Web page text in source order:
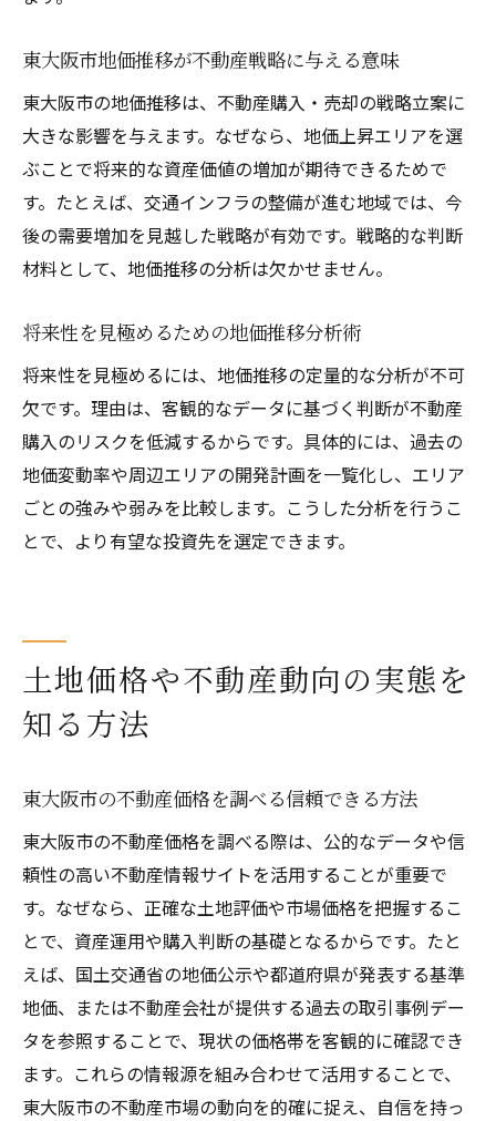
東大阪市地価推移が不動産戦略に与える意味
東大阪市の地価推移は、不動産購入・売却の戦略立案に
大きな影響を与えます。なぜなら、地価上昇エリアを選
ぶことで将来的な資産価値の増加が期待できるためで
す。たとえば、交通インフラの整備が進む地域では、今
後の需要増加を見越した戦略が有効です。戦略的な判断
材料として、地価推移の分析は欠かせません。
将来性を見極めるための地価推移分析術
将来性を見極めるには、地価推移の定量的な分析が不可
欠です。理由は、客観的なデータに基づく判断が不動産
購入のリスクを低減するからです。具体的には、過去の
地価変動率や周辺エリアの開発計画を一覧化し、エリア
ごとの強みや弱みを比較します。こうした分析を行うこ
とで、より有望な投資先を選定できます。
土地価格や不動産動向の実態を
知る方法
東大阪市の不動産価格を調べる信頼できる方法
東大阪市の不動産価格を調べる際は、公的なデータや信
頼性の高い不動産情報サイトを活用することが重要で
す。なぜなら、正確な土地評価や市場価格を把握するこ
とで、資産運用や購入判断の基礎となるからです。たと
えば、国土交通省の地価公示や都道府県が発表する基準
地価、または不動産会社が提供する過去の取引事例デー
タを参照することで、現状の価格帯を客観的に確認でき
ます。これらの情報源を組み合わせて活用することで、
東大阪市の不動産市場の動向を的確に捉え、自信を持っ